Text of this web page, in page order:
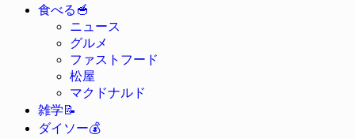
食べる 🥣
ニュース
グルメ
ファストフード
松屋
マクドナルド
雑学📝
ダイソー💰